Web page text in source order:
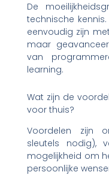
De
technische
eenvoudig zijn
maar
van
learning.
Wat zijn de
voor thuis?
Voordelen zijn
sleutels nodig),
mogelijkheid om
persoonlijke